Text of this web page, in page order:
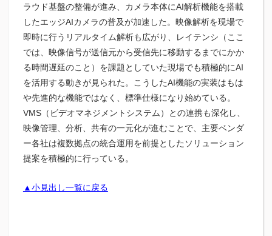
ラウド基盤の整備が進み、カメラ本体にAI解析機能を搭載
したエッジAIカメラの普及が加速した。映像解析を現場で
即時に行うリアルタイム解析も広がり、レイテンシ（ここ
では、映像信号が送信元から受信先に移動するまでにかか
る時間遅延のこと）を課題としていた現場でも積極的にAI
を活用する動きが見られた。こうしたAI機能の実装はもは
や先進的な機能ではなく、標準仕様になり始めている。
VMS（ビデオマネジメントシステム）との連携も深化し、
映像管理、分析、共有の一元化が進むことで、主要ベンダ
ー​各社は複数拠点の統合運用を前提としたソリューション
提案を積極的に行っている。
▲小見出し一覧に戻る